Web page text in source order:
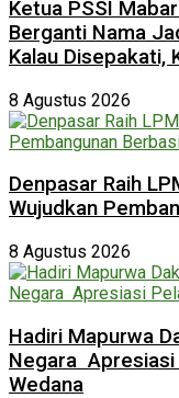
Ketua PSSI
Berganti Nama
Kalau Disepakati,
8 Agustus 2026
Denpasar Raih
Wujudkan
8 Agustus 2026
Hadiri Mapurwa
Negara Apresiasi
Wedana